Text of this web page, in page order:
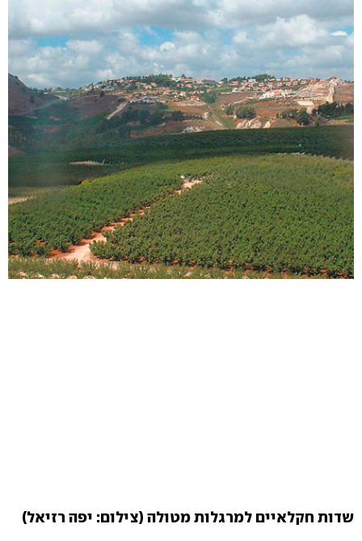
שדות חקלאיים למרגלות מטולה (צילום: יפה רזיאל)